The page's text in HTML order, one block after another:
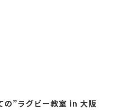
”ラグビー教室 in 大阪